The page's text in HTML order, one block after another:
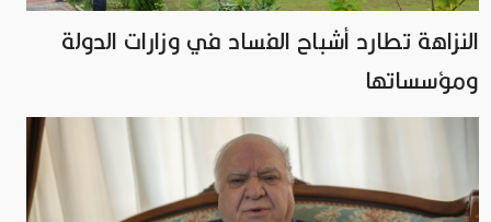
النزاهة تطارد أشباح الفساد في وزارات الدولة
ومؤسساتها